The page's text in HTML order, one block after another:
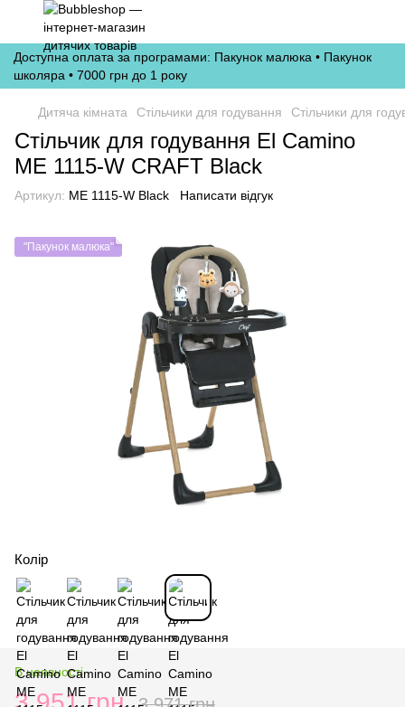
Доступна оплата за програмами: Пакунок малюка • Пакунок
школяра • 7000 грн до 1 року
Дитяча кімната Стільчики для годування Стільчики для
Стільчик для годування El Camino
ME 1115-W CRAFT Black
Артикул: ME 1115-W Black Написати відгук
"Пакунок малюка"
Колір
В наявності